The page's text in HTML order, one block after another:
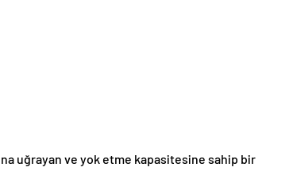
uğrayan ve yok etme kapasitesine sahip bir